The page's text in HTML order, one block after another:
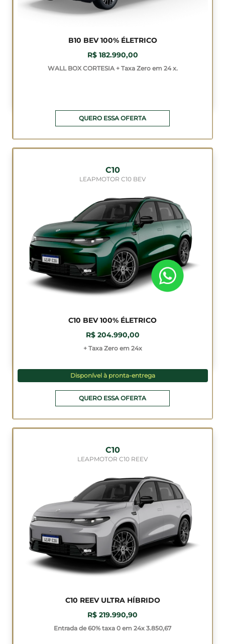
B10 BEV 100% ÉLETRICO
R$ 182.990,00
WALL BOX CORTESIA + Taxa Zero em 24 x.
QUERO ESSA OFERTA
C10
LEAPMOTOR C10 BEV
C10 BEV 100% ÉLETRICO
R$ 204.990,00
+ Taxa Zero em 24x
Disponível à pronta-entrega
QUERO ESSA OFERTA
C10
LEAPMOTOR C10 REEV
C10 REEV ULTRA HÍBRIDO
R$ 219.990,90
Entrada de 60% taxa 0 em 24x 3.850,67